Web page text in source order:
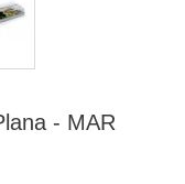
- MAR